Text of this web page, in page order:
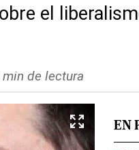
el
min de lectura
EN